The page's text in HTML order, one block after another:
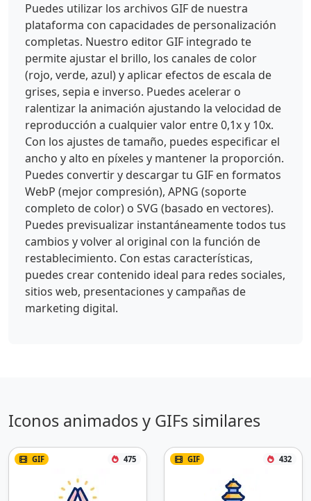
Puedes utilizar los archivos GIF de nuestra
plataforma con capacidades de personalización
completas. Nuestro editor GIF integrado te
permite ajustar el brillo, los canales de color
(rojo, verde, azul) y aplicar efectos de escala de
grises, sepia e inverso. Puedes acelerar o
ralentizar la animación ajustando la velocidad de
reproducción a cualquier valor entre 0,1x y 10x.
Con los ajustes de tamaño, puedes especificar el
ancho y alto en píxeles y mantener la proporción.
Puedes convertir y descargar tu GIF en formatos
WebP (mejor compresión), APNG (soporte
completo de color) o SVG (basado en vectores).
Puedes previsualizar instantáneamente todos tus
cambios y volver al original con la función de
restablecimiento. Con estas características,
puedes crear contenido ideal para redes sociales,
sitios web, presentaciones y campañas de
marketing digital.
Iconos animados y GIFs similares
GIF 475 GIF 432